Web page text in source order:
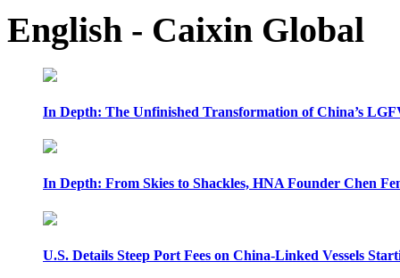
English - Caixin Global
In Depth: The Unfinished Transformation of China’s
In Depth: From Skies to Shackles, HNA Founder Chen
U.S. Details Steep Port Fees on China-Linked Vessels